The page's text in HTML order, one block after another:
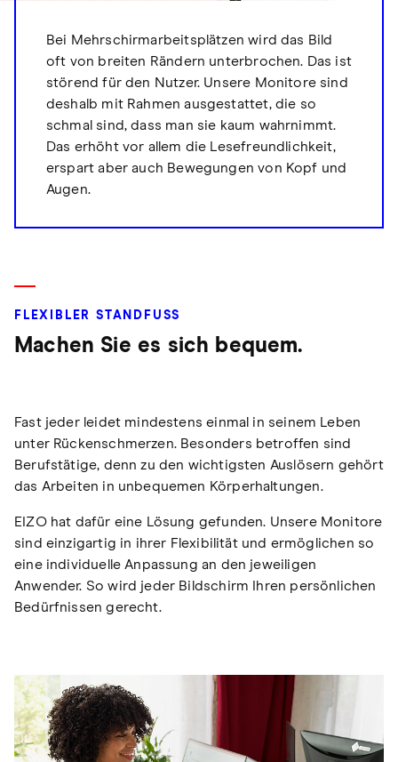
Bei Mehrschirmarbeitsplätzen wird das Bild
oft von breiten Rändern unterbrochen. Das ist
störend für den Nutzer. Unsere Monitore sind
deshalb mit Rahmen ausgestattet, die so
schmal sind, dass man sie kaum wahrnimmt.
Das erhöht vor allem die Lesefreundlichkeit,
erspart aber auch Bewegungen von Kopf und
Augen.
FLEXIBLER STANDFUSS
Machen Sie es sich bequem.
Fast jeder leidet mindestens einmal in seinem Leben
unter Rückenschmerzen. Besonders betroffen sind
Berufstätige, denn zu den wichtigsten Auslösern gehört
das Arbeiten in unbequemen Körperhaltungen.
EIZO hat dafür eine Lösung gefunden. Unsere Monitore
sind einzigartig in ihrer Flexibilität und ermöglichen so
eine individuelle Anpassung an den jeweiligen
Anwender. So wird jeder Bildschirm Ihren persönlichen
Bedürfnissen gerecht.